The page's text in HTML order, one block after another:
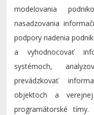
modelovania
nasadzovania
podpory riadenia
a vyhodnocovať
systémoch,
prevádzkovať
objektoch a
programátorské